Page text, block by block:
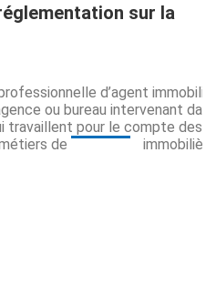
sur la
d’agent
ou bureau intervenant
travaillent pour le compte des
de